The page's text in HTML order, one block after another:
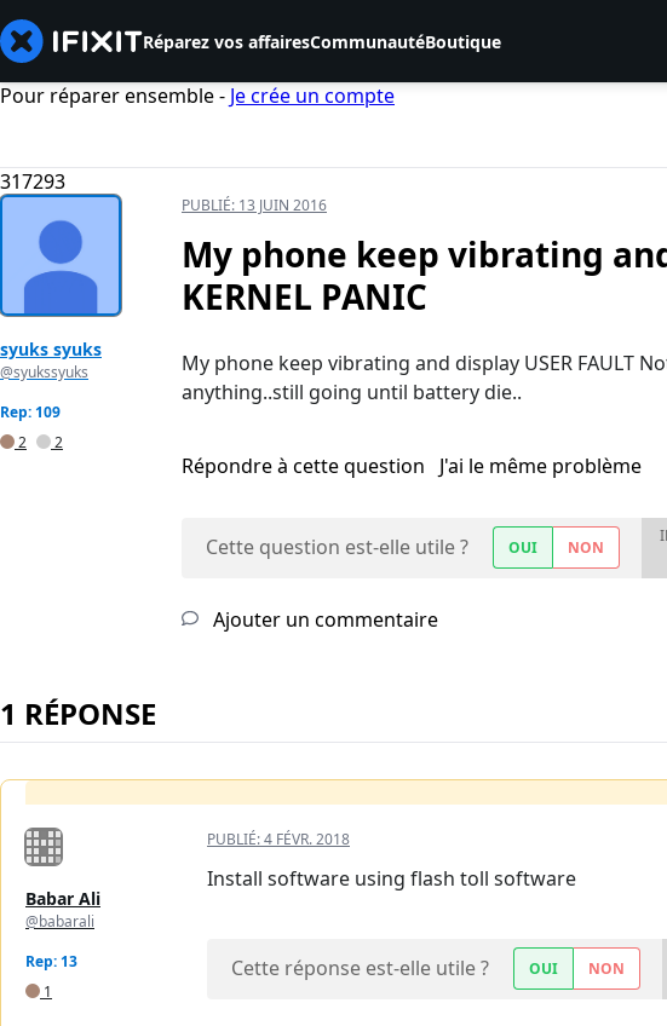
Réparez vos affairesCommunautéBoutique
Pour réparer ensemble - Je crée un compte
317293
syuks syuks
@syukssyuks
Rep: 109
2
2
PUBLIÉ: 13 JUIN 2016
My phone keep vibrating
KERNEL PANIC
My phone keep vibrating and display USER FAULT
anything..still going until battery die..
Répondre à cette question J'ai le même problème
Cette question est-elle utile ? OUI NON
Ajouter un commentaire
1 RÉPONSE
Babar Ali
@babarali
Rep: 13
1
PUBLIÉ:4 FÉVR. 2018
Install software using flash toll software
Cette réponse est-elle utile ? OUI NON